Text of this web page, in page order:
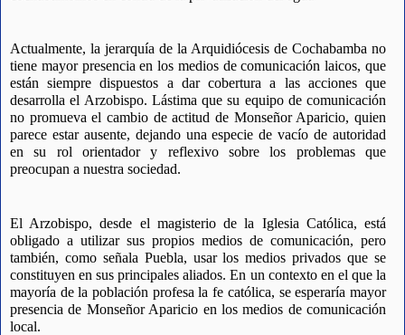
Actualmente, la jerarquía de la Arquidiócesis de Cochabamba no
tiene mayor presencia en los medios de comunicación laicos, que
están siempre dispuestos a dar cobertura a las acciones que
desarrolla el Arzobispo. Lástima que su equipo de comunicación
no promueva el cambio de actitud de Monseñor Aparicio, quien
parece estar ausente, dejando una especie de vacío de autoridad
en su rol orientador y reflexivo sobre los problemas que
preocupan a nuestra sociedad.
El Arzobispo, desde el magisterio de la Iglesia Católica, está
obligado a utilizar sus propios medios de comunicación, pero
también, como señala Puebla, usar los medios privados que se
constituyen en sus principales aliados. En un contexto en el que la
mayoría de la población profesa la fe católica, se esperaría mayor
presencia de Monseñor Aparicio en los medios de comunicación
local.